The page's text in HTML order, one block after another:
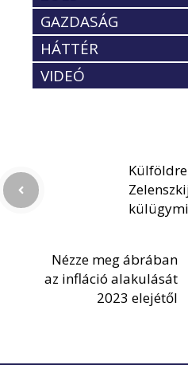
GAZDASÁG
HÁTTÉR
VIDEÓ
Nézze meg ábrában
az infláció alakulását
2023 elejétől